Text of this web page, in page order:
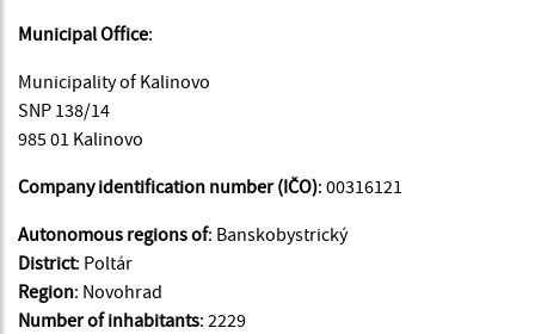
Municipal Office:
Municipality of Kalinovo
SNP 138/14
985 01 Kalinovo
Company identification number (IČO): 00316121
Autonomous regions of: Banskobystrický
District: Poltár
Region: Novohrad
Number of inhabitants: 2229